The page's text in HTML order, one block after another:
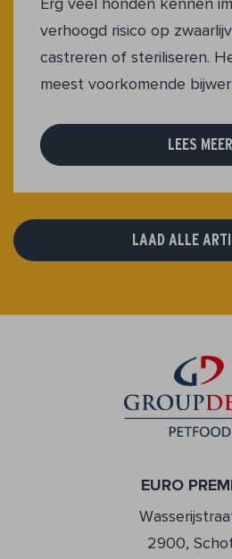
verhoogd risico op
castreren of steriliseren.
meest voorkomende
LEES MEER
LAAD ALLE
EURO
2900,